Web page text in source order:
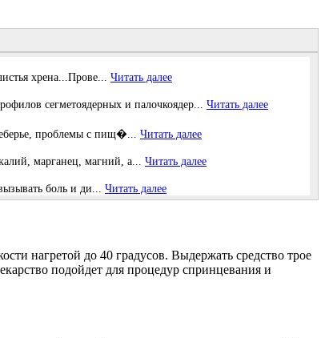
хрена...Прове... Читать далее
сегметоядерных и палочкоядер... Читать далее
проблемы с пищ�... Читать далее
марганец, магний, а... Читать далее
боль и ди... Читать далее
нагретой до 40 градусов. Выдержать средство трое
подойдет для процедур спринцевания и